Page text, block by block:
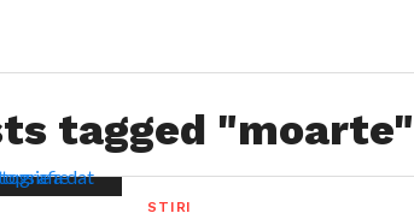
tagged "moarte"
STIRI